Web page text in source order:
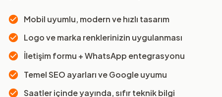
Mobil uyumlu, modern ve hızlı tasarım
Logo ve marka renklerinizin uygulanması
İletişim formu + WhatsApp entegrasyonu
Temel SEO ayarları ve Google uyumu
Saatler içinde yayında, sıfır teknik bilgi